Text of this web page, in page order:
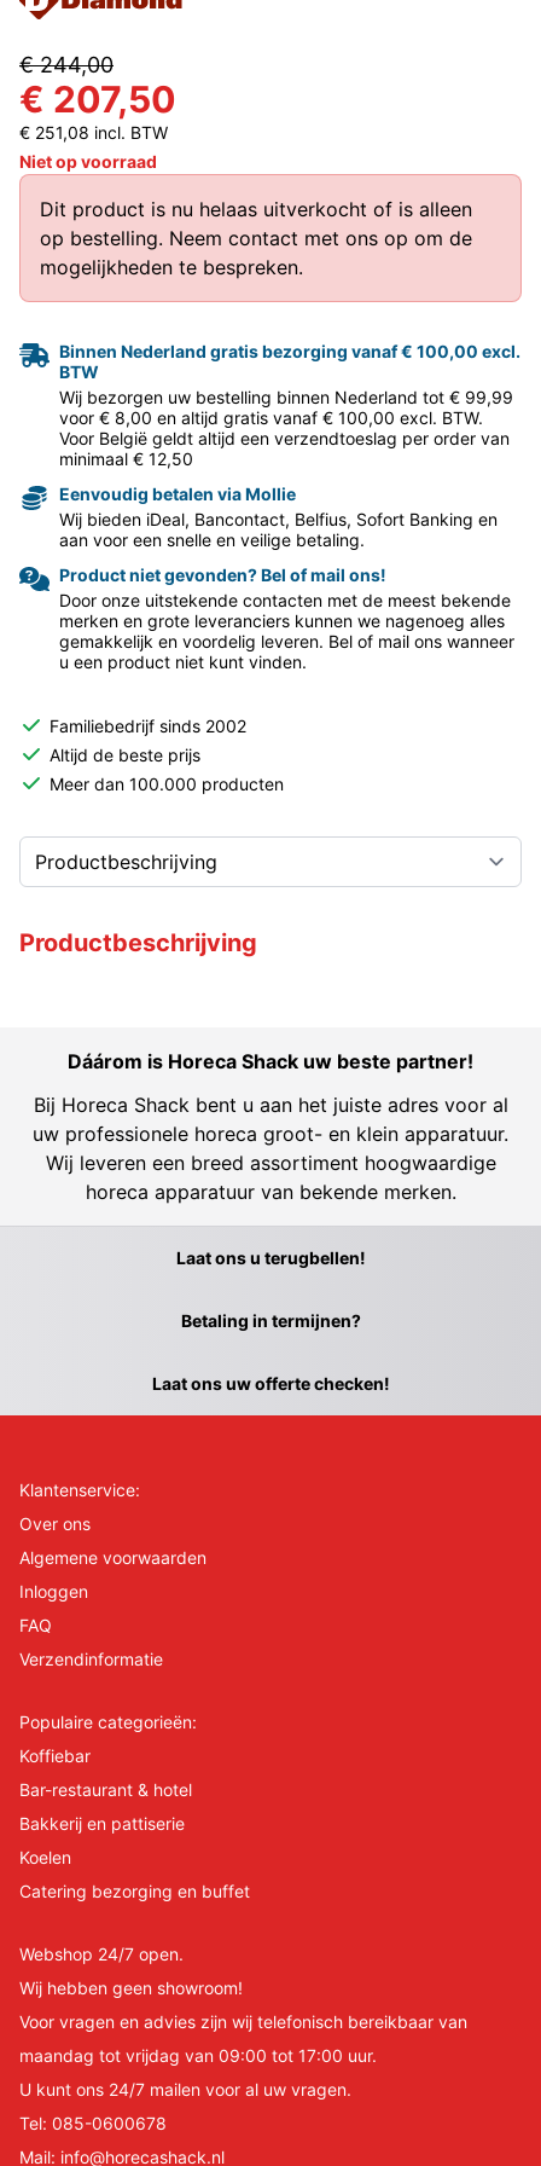
€ 244,00
€ 207,50
€ 251,08 incl. BTW
Niet op voorraad
Dit product is nu helaas uitverkocht of is alleen
op bestelling. Neem contact met ons op om de
mogelijkheden te bespreken.
Binnen Nederland gratis bezorging vanaf € 100,00 excl.
BTW
Wij bezorgen uw bestelling binnen Nederland tot € 99,99
voor € 8,00 en altijd gratis vanaf € 100,00 excl. BTW.
Voor België geldt altijd een verzendtoeslag per order van
minimaal € 12,50
Eenvoudig betalen via Mollie
Wij bieden iDeal, Bancontact, Belfius, Sofort Banking en
aan voor een snelle en veilige betaling.
Product niet gevonden? Bel of mail ons!
Door onze uitstekende contacten met de meest bekende
merken en grote leveranciers kunnen we nagenoeg alles
gemakkelijk en voordelig leveren. Bel of mail ons wanneer
u een product niet kunt vinden.
Familiebedrijf sinds 2002
Altijd de beste prijs
Meer dan 100.000 producten
Productbeschrijving
Dáárom is Horeca Shack uw beste partner!
Bij Horeca Shack bent u aan het juiste adres voor al
uw professionele horeca groot- en klein apparatuur.
Wij leveren een breed assortiment hoogwaardige
horeca apparatuur van bekende merken.
Laat ons u terugbellen!
Betaling in termijnen?
Laat ons uw offerte checken!
Klantenservice:
Over ons
Algemene voorwaarden
Inloggen
FAQ
Verzendinformatie
Populaire categorieën:
Koffiebar
Bar-restaurant & hotel
Bakkerij en pattiserie
Koelen
Catering bezorging en buffet
Webshop 24/7 open.
Wij hebben geen showroom!
Voor vragen en advies zijn wij telefonisch bereikbaar van
maandag tot vrijdag van 09:00 tot 17:00 uur.
U kunt ons 24/7 mailen voor al uw vragen.
Tel: 085-0600678
Mail: info@horecashack.nl